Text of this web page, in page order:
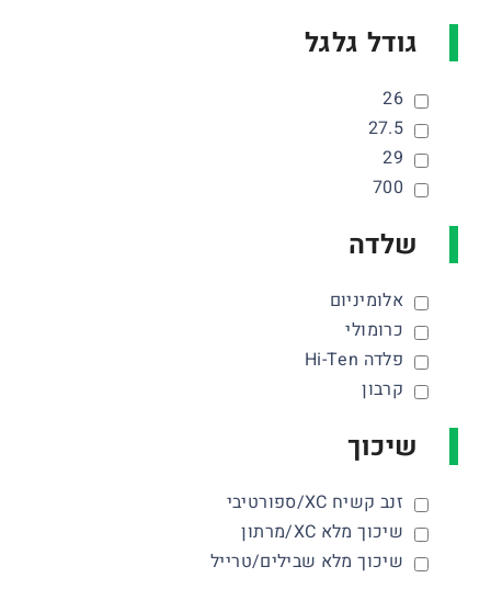
גודל גלגל
26
27.5
29
700
שלדה
אלומיניום
כרומולי
פלדה Hi-Ten
קרבון
שיכוך
זנב קשיח XC/ספורטיבי
שיכוך מלא XC/מרתון
שיכוך מלא שבילים/טרייל